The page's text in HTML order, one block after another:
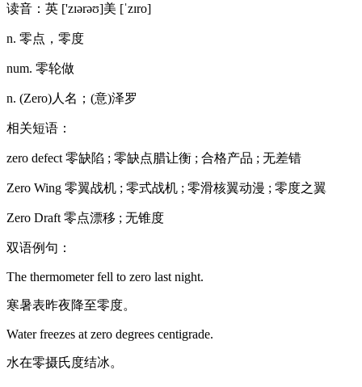
读音：英 ['zɪərəʊ]美 [ˈzɪro]
n. 零点，零度
num. 零轮做
n. (Zero)人名；(意)泽罗
相关短语：
zero defect 零缺陷 ; 零缺点腊让衡 ; 合格产品 ; 无差错
Zero Wing 零翼战机 ; 零式战机 ; 零滑核翼动漫 ; 零度之翼
Zero Draft 零点漂移 ; 无锥度
双语例句：
The thermometer fell to zero last night.
寒暑表昨夜降至零度。
Water freezes at zero degrees centigrade.
水在零摄氏度结冰。